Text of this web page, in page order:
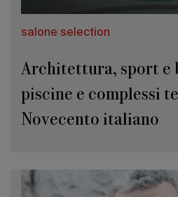
salone selection
Architettura, sport e
piscine e complessi
Novecento italiano